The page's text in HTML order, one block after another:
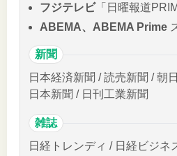
フジテレビ「日曜報道
ABEMA、ABEMA Prime
新聞
日本経済新聞 / 読売新聞 / 朝
日本新聞 / 日刊工業新聞
雑誌
日経トレンディ / 日経ビジネ